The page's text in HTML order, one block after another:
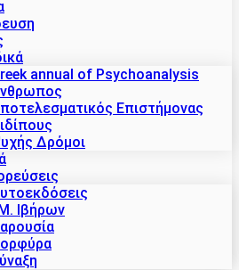
annual of Psychoanalysis
Επιστήμονας
Δρόμοι
Ιβήρων